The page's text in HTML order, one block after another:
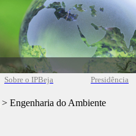
Sobre o IPBeja Presidência
> Engenharia do Ambiente